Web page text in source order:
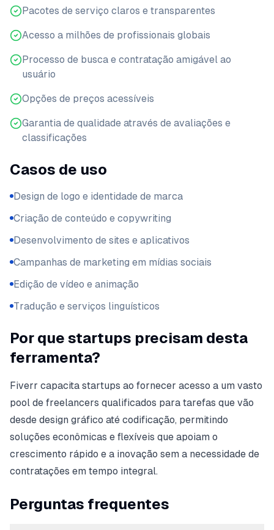
Pacotes de serviço claros e transparentes
Acesso a milhões de profissionais globais
Processo de busca e contratação amigável ao
usuário
Opções de preços acessíveis
Garantia de qualidade através de avaliações e
classificações
Casos de uso
Design de logo e identidade de marca
Criação de conteúdo e copywriting
Desenvolvimento de sites e aplicativos
Campanhas de marketing em mídias sociais
Edição de vídeo e animação
Tradução e serviços linguísticos
Por que startups precisam desta
ferramenta?
Fiverr capacita startups ao fornecer acesso a um vasto
pool de freelancers qualificados para tarefas que vão
desde design gráfico até codificação, permitindo
soluções econômicas e flexíveis que apoiam o
crescimento rápido e a inovação sem a necessidade de
contratações em tempo integral.
Perguntas frequentes